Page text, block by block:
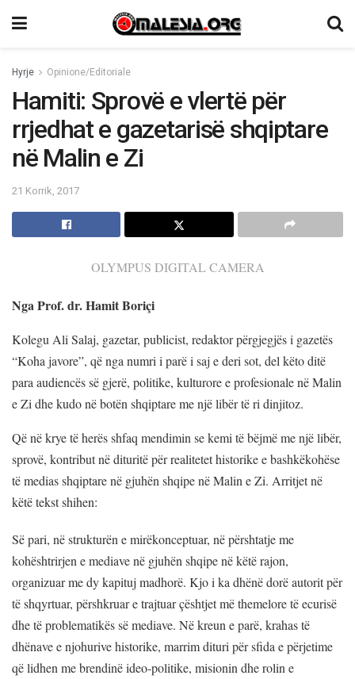
Hyrje Opinione/Editoriale
Hamiti: Sprovë e vlertë për
rrjedhat e gazetarisë shqiptare
në Malin e Zi
21 Korrik, 2017
OLYMPUS DIGITAL CAMERA
Nga Prof. dr. Hamit Boriçi
Kolegu Ali Salaj, gazetar, publicist, redaktor përgjegjës i gazetës
“Koha javore”, që nga numri i parë i saj e deri sot, del këto ditë
para audiencës së gjerë, politike, kulturore e profesionale në Malin
e Zi dhe kudo në botën shqiptare me një libër të ri dinjitoz.
Që në krye të herës shfaq mendimin se kemi të bëjmë me një libër,
sprovë, kontribut në dituritë për realitetet historike e bashkëkohëse
të medias shqiptare në gjuhën shqipe në Malin e Zi. Arritjet në
këtë tekst shihen:
Së pari, në strukturën e mirëkonceptuar, në përshtatje me
kohështrirjen e mediave në gjuhën shqipe në këtë rajon,
organizuar me dy kapituj madhorë. Kjo i ka dhënë dorë autorit për
të shqyrtuar, përshkruar e trajtuar çështjet më themelore të ecurisë
dhe të problematikës së mediave. Në kreun e parë, krahas të
dhënave e njohurive historike, marrim dituri për sfida e përjetime
që lidhen me brendinë ideo-politike, misionin dhe rolin e